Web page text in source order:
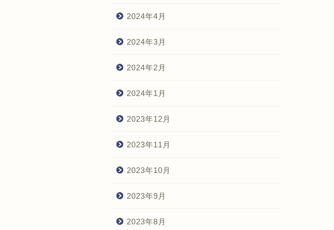
2024年4月
2024年3月
2024年2月
2024年1月
2023年12月
2023年11月
2023年10月
2023年9月
2023年8月